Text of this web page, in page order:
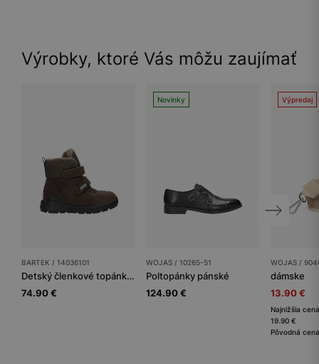
Výrobky, ktoré Vás môžu zaujímať
BARTEK / 14036101
Detský členkové topánky BARTEK
74.90 €
Novinky
WOJAS / 10265-51
Poltopánky pánské
124.90 €
Výpredaj
WOJAS /
dámske
13.90 €
Najnižšia
19.90 €
Pôvodná